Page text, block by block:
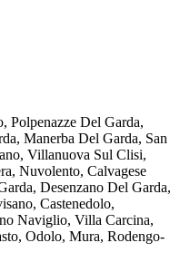
Polpenazze Del Garda,
Manerba Del Garda, San
Villanuova Sul Clisi,
Nuvolento, Calvagese
Desenzano Del Garda,
Castenedolo,
Naviglio, Villa Carcina,
Odolo, Mura, Rodengo-